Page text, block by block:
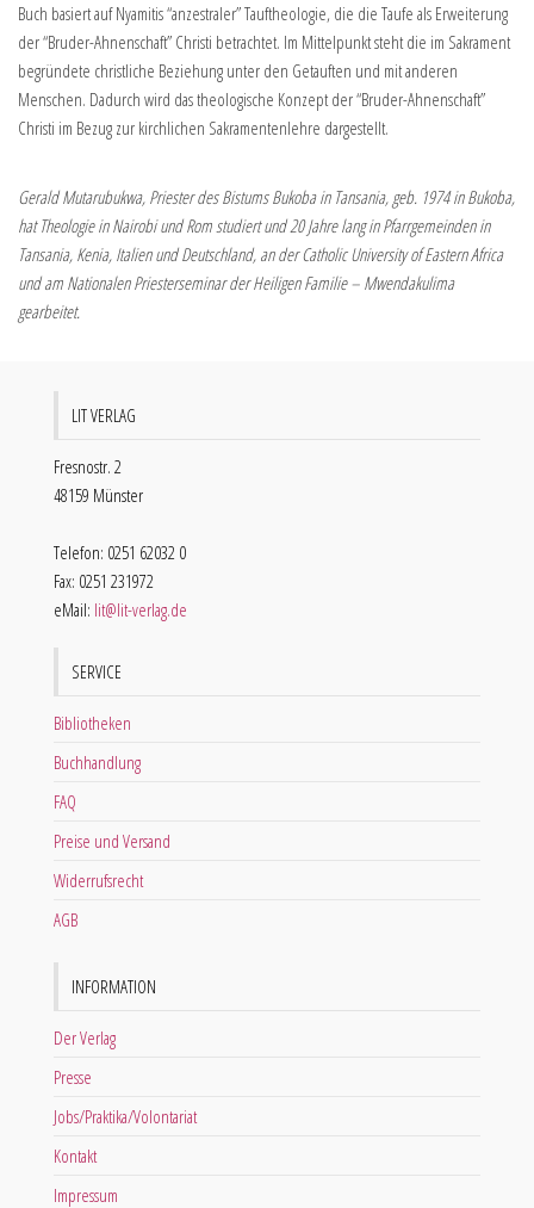
Buch basiert auf Nyamitis “anzestraler” Tauftheologie, die die Taufe als Erweiterung
der “Bruder-Ahnenschaft” Christi betrachtet. Im Mittelpunkt steht die im Sakrament
begründete christliche Beziehung unter den Getauften und mit anderen
Menschen. Dadurch wird das theologische Konzept der “Bruder-Ahnenschaft”
Christi im Bezug zur kirchlichen Sakramentenlehre dargestellt.
Gerald Mutarubukwa, Priester des Bistums Bukoba in Tansania, geb. 1974 in Bukoba,
hat Theologie in Nairobi und Rom studiert und 20 Jahre lang in Pfarrgemeinden in
Tansania, Kenia, Italien und Deutschland, an der Catholic University of Eastern Africa
und am Nationalen Priesterseminar der Heiligen Familie – Mwendakulima
gearbeitet.
LIT VERLAG
Fresnostr. 2
48159 Münster
Telefon: 0251 62032 0
Fax: 0251 231972
eMail: lit@lit-verlag.de
SERVICE
Bibliotheken
Buchhandlung
FAQ
Preise und Versand
Widerrufsrecht
AGB
INFORMATION
Der Verlag
Presse
Jobs/Praktika/Volontariat
Kontakt
Impressum